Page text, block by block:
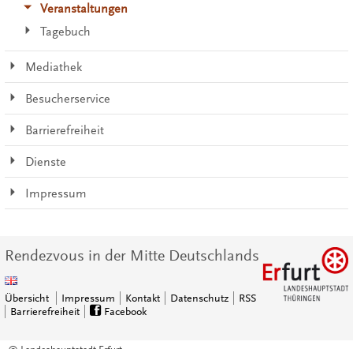
Veranstaltungen
Tagebuch
Mediathek
Besucherservice
Barrierefreiheit
Dienste
Impressum
Rendezvous in der Mitte Deutschlands
Übersicht Impressum Kontakt Datenschutz
RSS
Barrierefreiheit
Facebook